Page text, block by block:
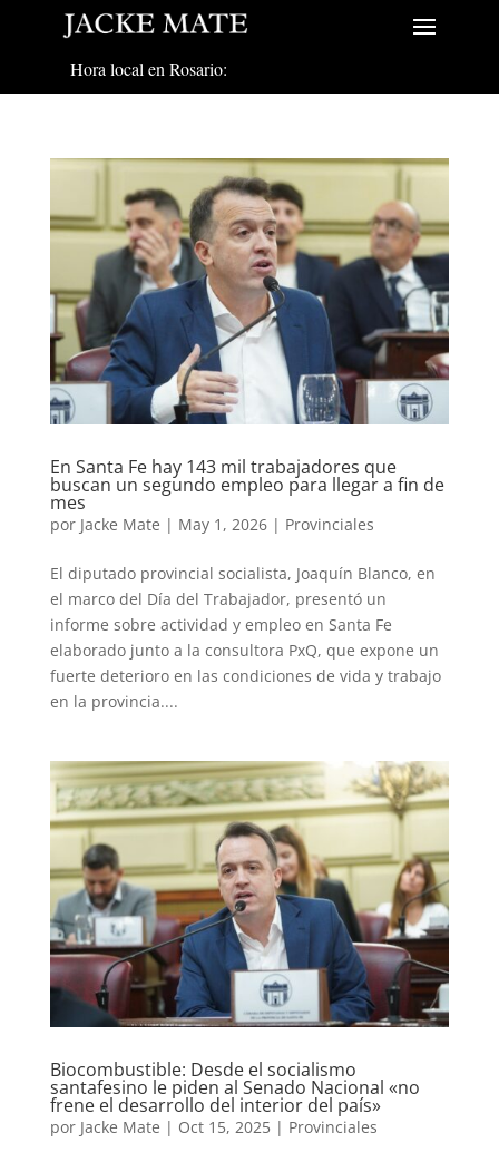
Hora local en Rosario:
En Santa Fe hay 143 mil trabajadores que
buscan un segundo empleo para llegar a fin de
mes
por Jacke Mate | May 1, 2026| Provinciales
El diputado provincial socialista, Joaquín Blanco, en
el marco del Día del Trabajador, presentó un
informe sobre actividad y empleo en Santa Fe
elaborado junto a la consultora PxQ, que expone un
fuerte deterioro en las condiciones de vida y trabajo
en la provincia....
Biocombustible: Desde el socialismo
santafesino le piden al Senado Nacional «no
frene el desarrollo del interior del país»
por Jacke Mate | Oct 15, 2025| Provinciales